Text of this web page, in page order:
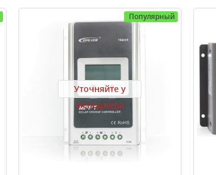
Популярный
Уточняйте у
менеджера